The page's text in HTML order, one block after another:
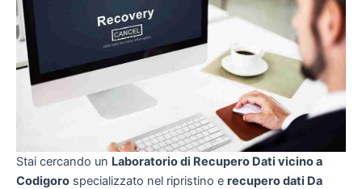
Stai cercando un Laboratorio di Recupero Dati vicino a
Codigoro specializzato nel ripristino e recupero dati Da